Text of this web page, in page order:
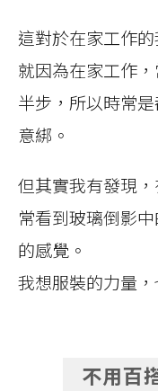
這對於在家工作
就因為在家工作
半步，所以時常
意綁。
但其實我有發現
常看到玻璃倒影
的感覺。
我想服裝的力量，
不用百